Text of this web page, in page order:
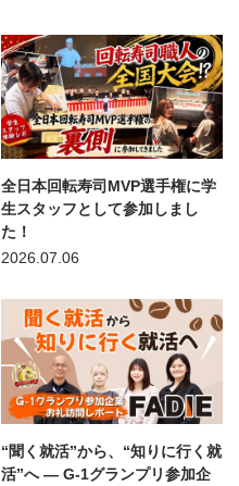
全日本回転寿司MVP選手権に学
生スタッフとして参加しまし
た！
2026.07.06
“聞く就活”から、“知りに行く就
活”へ — G-1グランプリ参加企